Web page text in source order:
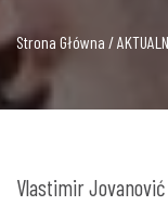
Strona Główna /
Vlastimir